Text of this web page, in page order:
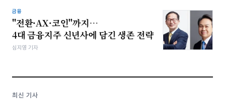
금융
"전환·AX·코인"까지…
4대 금융지주 신년사에 담긴 생존 전략
심지영 기자
최신 기사